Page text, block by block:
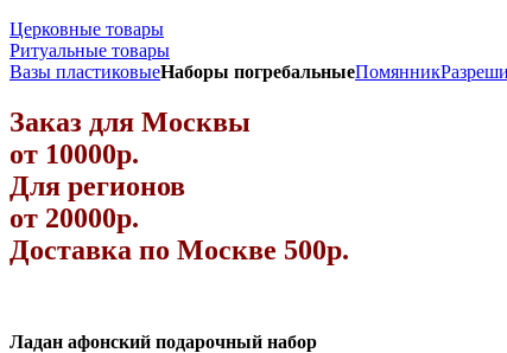
Церковные товары
Ритуальные товары
Вазы пластиковыеНаборы погребальныеПомянник
Заказ для Москвы
от 10000р.
Для регионов
от 20000р.
Доставка по Москве 500р.
Ладан афонский подарочный набор